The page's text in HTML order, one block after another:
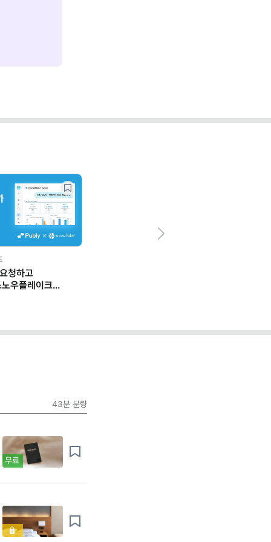
청하고
우플레이크
43분 분량
무료